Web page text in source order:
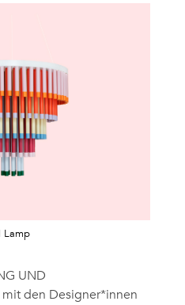
Lamp
UND
mit den Designer*innen